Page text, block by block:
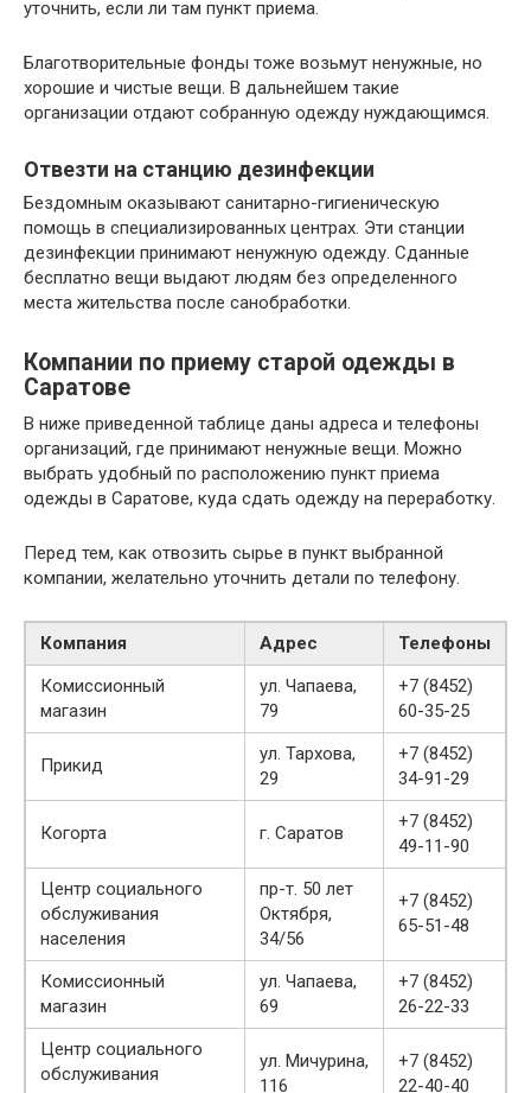
уточнить, если ли там пункт приема.
Благотворительные фонды тоже возьмут ненужные, но
хорошие и чистые вещи. В дальнейшем такие
организации отдают собранную одежду нуждающимся.
Отвезти на станцию дезинфекции
Бездомным оказывают санитарно-гигиеническую
помощь в специализированных центрах. Эти станции
дезинфекции принимают ненужную одежду. Сданные
бесплатно вещи выдают людям без определенного
места жительства после санобработки.
Компании по приему старой одежды в
Саратове
В ниже приведенной таблице даны адреса и телефоны
организаций, где принимают ненужные вещи. Можно
выбрать удобный по расположению пункт приема
одежды в Саратове, куда сдать одежду на переработку.
Перед тем, как отвозить сырье в пункт выбранной
компании, желательно уточнить детали по телефону.
Компания Адрес
Телефоны
Комиссионный
магазин
ул. Чапаева,
79
+7 (8452)
60-35-25
Прикид
ул. Тархова,
29
+7 (8452)
34-91-29
Когорта г. Саратов
+7 (8452)
49-11-90
Центр социального
обслуживания
населения
пр-т. 50 лет
Октября,
34/56
+7 (8452)
65-51-48
Комиссионный
магазин
ул. Чапаева,
69
+7 (8452)
26-22-33
Центр социального
обслуживания
ул. Мичурина,
116
+7 (8452)
22-40-40